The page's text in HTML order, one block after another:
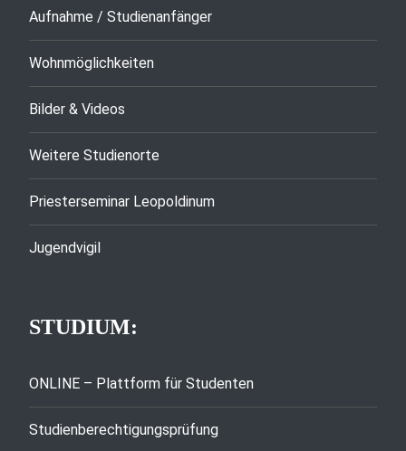
Aufnahme / Studienanfänger
Wohnmöglichkeiten
Bilder & Videos
Weitere Studienorte
Priesterseminar Leopoldinum
Jugendvigil
STUDIUM:
ONLINE – Plattform für Studenten
Studienberechtigungsprüfung